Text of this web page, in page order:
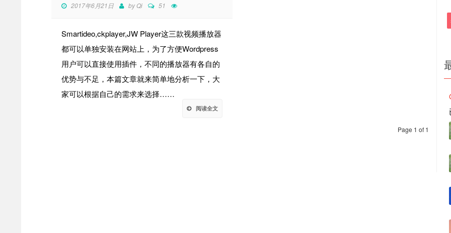
2017年6月21日 byQi 51
Smartideo,ckplayer,JW Player这三款视频播放器
都可以单独安装在网站上，为了方便Wordpress
用户可以直接使用插件，不同的播放器有各自的
优势与不足，本篇文章就来简单地分析一下，大
家可以根据自己的需求来选择……
阅读全文
Page 1 of 1